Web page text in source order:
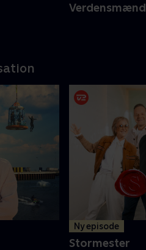
Verdensmænd
Ny episode
Stormester